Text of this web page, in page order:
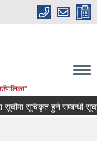
सूचिकृत हुने सम्बन्धी सूचना